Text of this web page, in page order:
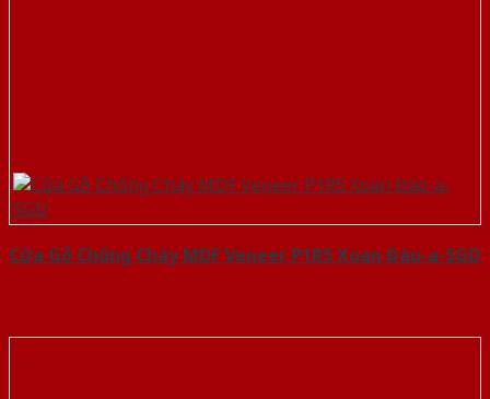
Cửa Gỗ Chống Cháy MDF Veneer P1R5 Xoan Đào-a-SGD